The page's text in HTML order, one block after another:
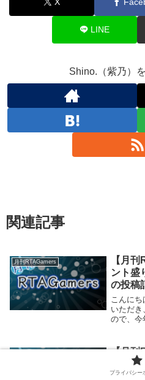
LINE
Shino.（紫乃）
関連記事
月刊RTAGamers
【月
ント盛
の投稿
こんに
いただき
ので、今
開催中で
い！...
【月刊
ント
の投稿
プライバシー